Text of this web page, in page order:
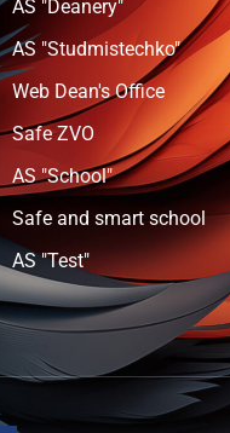
AS "Deanery"
AS "Studmistechko"
Web Dean's Office
Safe ZVO
AS "School"
Safe and smart school
AS "Test"